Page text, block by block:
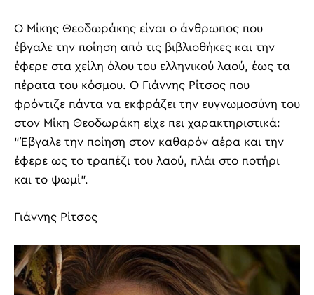
Ο Μίκης Θεοδωράκης είναι ο άνθρωπος που
έβγαλε την ποίηση από τις βιβλιοθήκες και την
έφερε στα χείλη όλου του ελληνικού λαού, έως τα
πέρατα του κόσμου. Ο Γιάννης Ρίτσος που
φρόντιζε πάντα να εκφράζει την ευγνωμοσύνη του
στον Μίκη Θεοδωράκη είχε πει χαρακτηριστικά:
“Έβγαλε την ποίηση στον καθαρόν αέρα και την
έφερε ως το τραπέζι του λαού, πλάι στο ποτήρι
και το ψωμί”.
Γιάννης Ρίτσος